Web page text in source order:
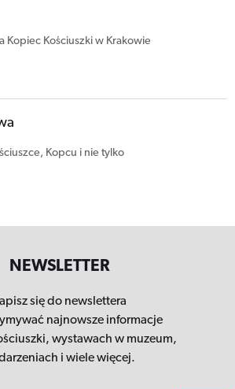
Kopiec Kościuszki w Krakowie
Kopcu i nie tylko
NEWSLETTER
się do newslettera
najnowsze informacje
wystawach w muzeum,
i wiele więcej.